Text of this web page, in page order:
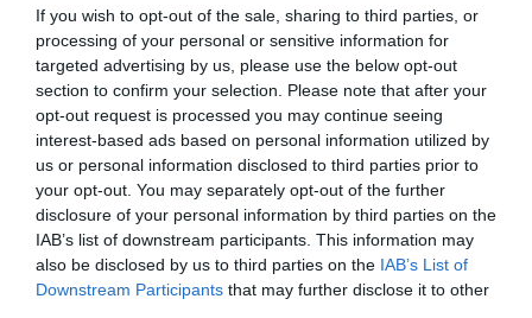
If you wish to opt-out of the sale, sharing to third parties, or
processing of your personal or sensitive information for
targeted advertising by us, please use the below opt-out
section to confirm your selection. Please note that after your
opt-out request is processed you may continue seeing
interest-based ads based on personal information utilized by
us or personal information disclosed to third parties prior to
your opt-out. You may separately opt-out of the further
disclosure of your personal information by third parties on the
IAB’s list of downstream participants. This information may
also be disclosed by us to third parties on the IAB’s List of
Downstream Participants that may further disclose it to other
plusieurs reprises avec AF j’ai utilisé le service
Ready to Fly et à chaque fois lors de mon
enregistrement à l’aéroport (comptoir SkyPriority)
j’ai dû montré tous les documents que j’avais
envoyés via le service Ready to Fly.
RÉPONDRE
a commenté :